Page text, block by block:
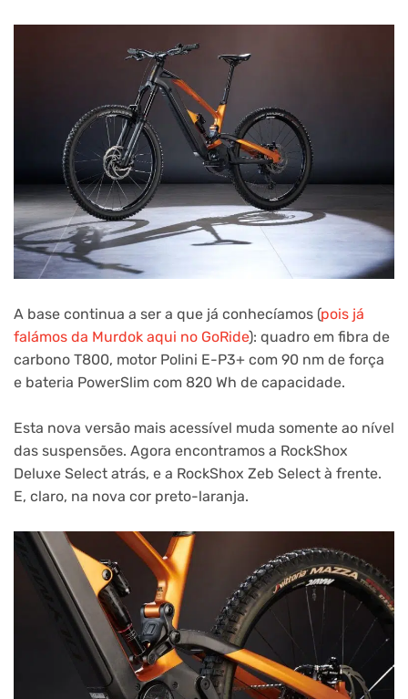
A base continua a ser a que já conhecíamos (pois já
falámos da Murdok aqui no GoRide): quadro em fibra de
carbono T800, motor Polini E-P3+ com 90 nm de força
e bateria PowerSlim com 820 Wh de capacidade.
Esta nova versão mais acessível muda somente ao nível
das suspensões. Agora encontramos a RockShox
Deluxe Select atrás, e a RockShox Zeb Select à frente.
E, claro, na nova cor preto-laranja.